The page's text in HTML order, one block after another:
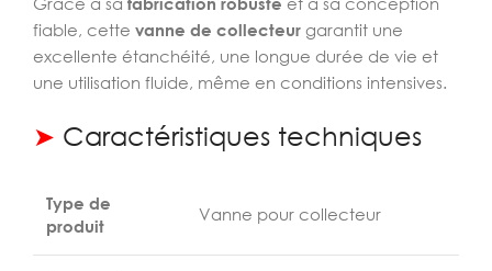
fiable, cette vanne de collecteur garantit une
excellente étanchéité, une longue durée de vie et
une utilisation fluide, même en conditions intensives.
➤ Caractéristiques techniques
Type de
produit
Vanne pour collecteur